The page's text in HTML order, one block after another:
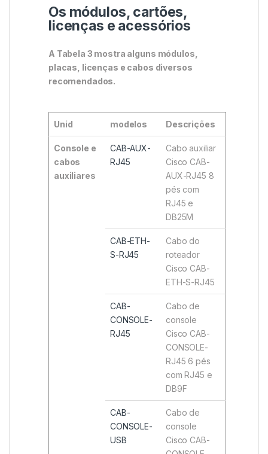
Os módulos, cartões,
licenças e acessórios
A Tabela 3 mostra alguns módulos,
placas, licenças e cabos diversos
recomendados.
Unid modelos Descrições
Console e
cabos
auxiliares
CAB-AUX-
RJ45
Cabo auxiliar
Cisco CAB-
AUX-RJ45 8
pés com
RJ45 e
DB25M
CAB-ETH-
S-RJ45
Cabo do
roteador
Cisco CAB-
ETH-S-RJ45
CAB-
CONSOLE-
RJ45
Cabo de
console
Cisco CAB-
CONSOLE-
RJ45 6 pés
com RJ45 e
DB9F
CAB-
CONSOLE-
USB
Cabo de
console
Cisco CAB-